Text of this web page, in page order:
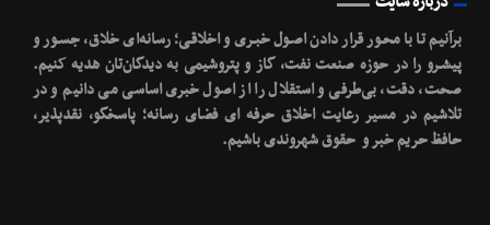
برآنیم تا با محـور قرار دادن اصـول خبـری و اخلاقـی؛ رسانه‌ای خلاق، جسـور و
پیشـرو را در حوزه صنعت نفت، گاز و پتروشیمی به دیدگان‌تان هدیه کنیم.
صحت، دقت، بی‌طرفی و استقلال را از اصول خبری اساسی می دانیم و در
تلاشیم در مسیر رعایت اخلاق حرفه ای فضای رسانه؛ پاسخگو، نقدپذیر،
حافظ حریم خبر و حقوق شهروندی باشیم.